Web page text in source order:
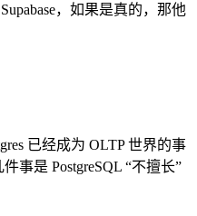
，如果是真的，那他
已经成为 OLTP 世界的事
事是 PostgreSQL “不擅长”